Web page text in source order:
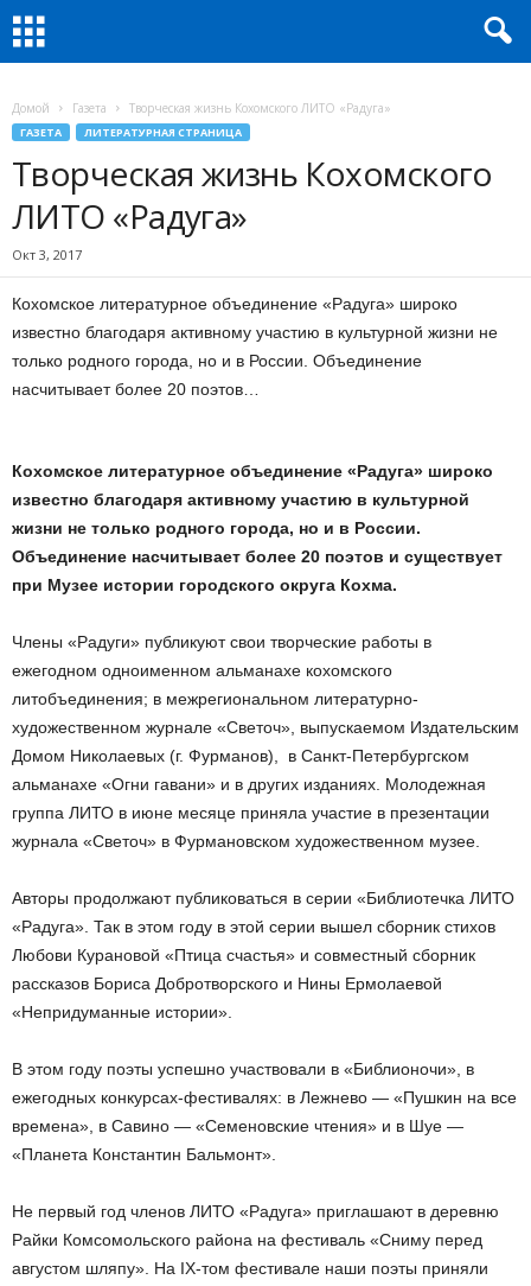
Домой Газета Творческая жизнь Кохомского ЛИТО «Радуга»
ГАЗЕТА ЛИТЕРАТУРНАЯ СТРАНИЦА
Творческая жизнь Кохомского
ЛИТО «Радуга»
Окт 3, 2017
Кохомское литературное объединение «Радуга» широко
известно благодаря активному участию в культурной жизни не
только родного города, но и в России. Объединение
насчитывает более 20 поэтов…
Кохомское литературное объединение «Радуга» широко
известно благодаря активному участию в культурной
жизни не только родного города, но и в России.
Объединение насчитывает более 20 поэтов и существует
при Музее истории городского округа Кохма.
Члены «Радуги» публикуют свои творческие работы в
ежегодном одноименном альманахе кохомского
литобъединения; в межрегиональном литературно-
художественном журнале «Светоч», выпускаемом Издательским
Домом Николаевых (г. Фурманов), в Санкт-Петербургском
альманахе «Огни гавани» и в других изданиях. Молодежная
группа ЛИТО в июне месяце приняла участие в презентации
журнала «Светоч» в Фурмановском художественном музее.
Авторы продолжают публиковаться в серии «Библиотечка ЛИТО
«Радуга». Так в этом году в этой серии вышел сборник стихов
Любови Курановой «Птица счастья» и совместный сборник
рассказов Бориса Добротворского и Нины Ермолаевой
«Непридуманные истории».
В этом году поэты успешно участвовали в «Библионочи», в
ежегодных конкурсах-фестивалях: в Лежнево — «Пушкин на все
времена», в Савино — «Семеновские чтения» и в Шуе —
«Планета Константин Бальмонт».
Не первый год членов ЛИТО «Радуга» приглашают в деревню
Райки Комсомольского района на фестиваль «Сниму перед
августом шляпу». На IX-том фестивале наши поэты приняли